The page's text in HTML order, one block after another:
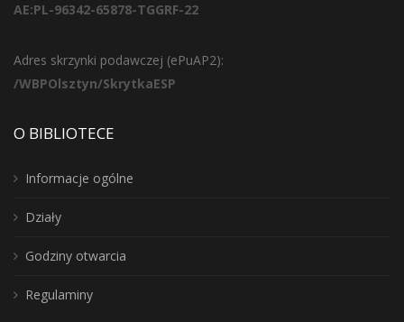
AE:PL-96342-65878-TGGRF-22
Adres skrzynki podawczej (ePuAP2):
/WBPOlsztyn/SkrytkaESP
O BIBLIOTECE
Informacje ogólne
Działy
Godziny otwarcia
Regulaminy